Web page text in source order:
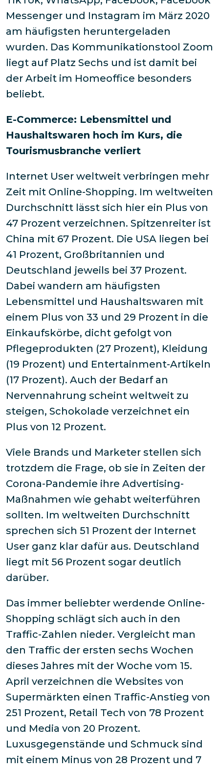
Messenger und Instagram im März 2020
am häufigsten heruntergeladen
wurden. Das Kommunikationstool Zoom
liegt auf Platz Sechs und ist damit bei
der Arbeit im Homeoffice besonders
beliebt.
E-Commerce: Lebensmittel und
Haushaltswaren hoch im Kurs, die
Tourismusbranche verliert
Internet User weltweit verbringen mehr
Zeit mit Online-Shopping. Im weltweiten
Durchschnitt lässt sich hier ein Plus von
47 Prozent verzeichnen. Spitzenreiter ist
China mit 67 Prozent. Die USA liegen bei
41 Prozent, Großbritannien und
Deutschland jeweils bei 37 Prozent.
Dabei wandern am häufigsten
Lebensmittel und Haushaltswaren mit
einem Plus von 33 und 29 Prozent in die
Einkaufskörbe, dicht gefolgt von
Pflegeprodukten (27 Prozent), Kleidung
(19 Prozent) und Entertainment-Artikeln
(17 Prozent). Auch der Bedarf an
Nervennahrung scheint weltweit zu
steigen, Schokolade verzeichnet ein
Plus von 12 Prozent.
Viele Brands und Marketer stellen sich
trotzdem die Frage, ob sie in Zeiten der
Corona-Pandemie ihre Advertising-
Maßnahmen wie gehabt weiterführen
sollten. Im weltweiten Durchschnitt
sprechen sich 51 Prozent der Internet
User ganz klar dafür aus. Deutschland
liegt mit 56 Prozent sogar deutlich
darüber.
Das immer beliebter werdende Online-
Shopping schlägt sich auch in den
Traffic-Zahlen nieder. Vergleicht man
den Traffic der ersten sechs Wochen
dieses Jahres mit der Woche vom 15.
April verzeichnen die Websites von
Supermärkten einen Traffic-Anstieg von
251 Prozent, Retail Tech von 78 Prozent
und Media von 20 Prozent.
Luxusgegenstände und Schmuck sind
mit einem Minus von 28 Prozent und 7